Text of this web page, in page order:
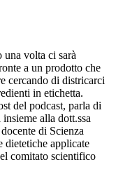
volta ci sarà
a un prodotto che
cercando di districarci
in etichetta.
del podcast, parla di
alla dott.ssa
di Scienza
dietetiche applicate
comitato scientifico